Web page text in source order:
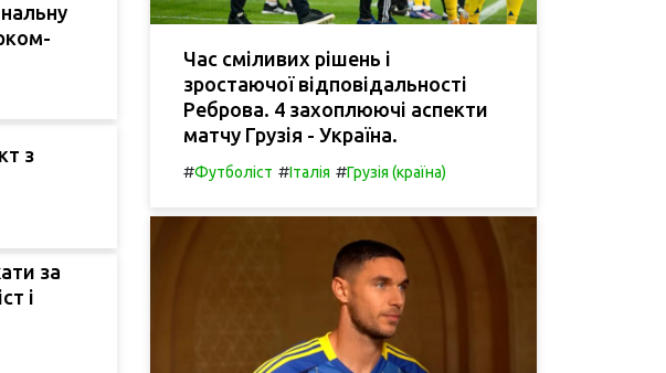
з
за
і
Час сміливих рішень і
зростаючої відповідальності
Реброва. 4 захоплюючі аспекти
матчу Грузія - Україна.
#Футболіст #Італія #Грузія (країна)